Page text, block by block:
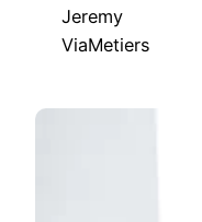
Jeremy
ViaMetiers